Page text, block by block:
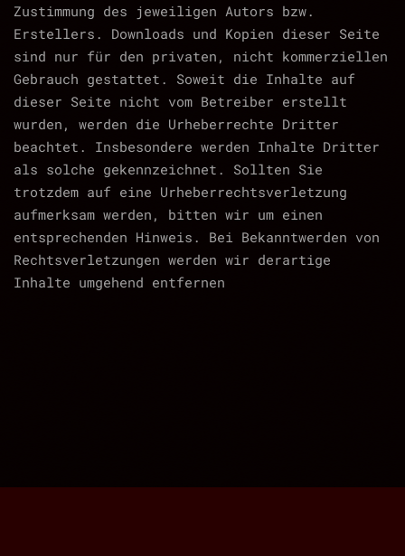
Zustimmung des jeweiligen Autors bzw.
Erstellers. Downloads und Kopien dieser Seite
sind nur für den privaten, nicht kommerziellen
Gebrauch gestattet. Soweit die Inhalte auf
dieser Seite nicht vom Betreiber erstellt
wurden, werden die Urheberrechte Dritter
beachtet. Insbesondere werden Inhalte Dritter
als solche gekennzeichnet. Sollten Sie
trotzdem auf eine Urheberrechtsverletzung
aufmerksam werden, bitten wir um einen
entsprechenden Hinweis. Bei Bekanntwerden von
Rechtsverletzungen werden wir derartige
Inhalte umgehend entfernen
contacts imprint disclaimer privacy
FOLLOW US